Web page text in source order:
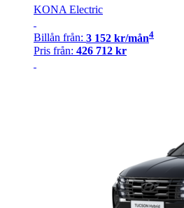
KONA Electric
Billån från: 3 152 kr/mån4
Pris från: 426 712 kr